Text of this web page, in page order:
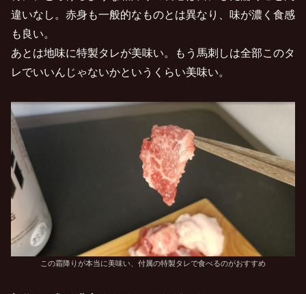
違いなし。赤身も一般的なものとは異なり、味が濃く食感
も良い。
あとは地味に特製タレが美味い。もう馬刺しは全部このタ
レでいいんじゃないかというくらい美味い。
この霜降りが本当に美味い、付属の特製タレで食べるのがおすすめ